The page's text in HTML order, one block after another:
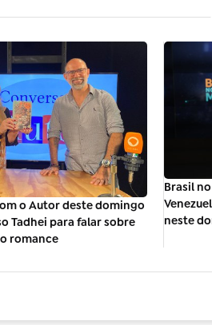
o Autor deste domingo
Tadhei para falar sobre
romance
Brasil
neste